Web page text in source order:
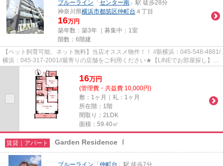
ブルーライン 「 センター南 」駅 徒歩28分
神奈川県横浜市都筑区仲町台 ４丁目
16万円
築年数：築3年 ｜募集中： 1室
階数：6階建
【ペット飼育可能、ネット無料】当店オススメ物件！！ //新横浜：045-548-4881/
横浜：045-317-2001//最寄りの店舗をご利用ください★【LINEでお部屋探し】
【初期費用分割払い】【19時以...
16万円
(管理費・共益費 10,000円)
敷：1ヶ月｜礼：1ヶ月
所在階：1階
間取り：2LDK
面積：59.40㎡
賃貸｜アパート Garden Residence Ⅰ
ブルーライン 「 仲町台 」駅 徒歩7分